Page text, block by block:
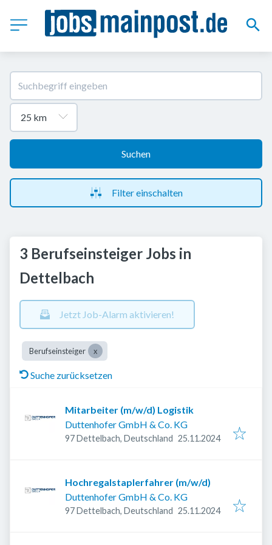
Suchen
Filter einschalten
3 Berufseinsteiger Jobs in
Dettelbach
Jetzt Job-Alarm aktivieren!
Berufseinsteiger
Suche zurücksetzen
Mitarbeiter (m/w/d) Logistik
Duttenhofer GmbH & Co. KG
97 Dettelbach, Deutschland Veröffentlicht :
25.11.2024
Hochregalstaplerfahrer (m/w/d)
Duttenhofer GmbH & Co. KG
97 Dettelbach, Deutschland Veröffentlicht :
25.11.2024